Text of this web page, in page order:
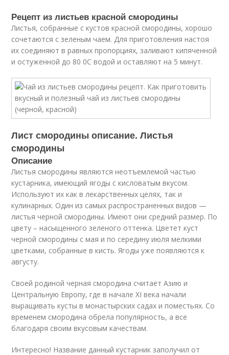
Рецепт из листьев красной смородины
Листья, собранные с кустов красной смородины, хорошо
сочетаются с зеленым чаем. Для приготовления настоя
их соединяют в равных пропорциях, заливают кипяченной
и остуженной до 80 0C водой и оставляют на 5 минут.
Лист смородины описание. Листья
смородины
Описание
Листья смородины являются неотъемлемой частью
кустарника, имеющий ягоды с кисловатым вкусом.
Используют их как в лекарственных целях, так и
кулинарных. Один из самых распространенных видов —
листья черной смородины. Имеют они средний размер. По
цвету – насыщенного зеленого оттенка. Цветет куст
черной смородины с мая и по середину июля мелкими
цветками, собранные в кисть. Ягоды уже появляются к
августу.
Своей родиной черная смородина считает Азию и
Центральную Европу, где в начале XI века начали
выращивать кусты в монастырских садах и поместьях. Со
временем смородина обрела популярность, а все
благодаря своим вкусовым качествам.
Интересно! Название данный кустарник заполучил от